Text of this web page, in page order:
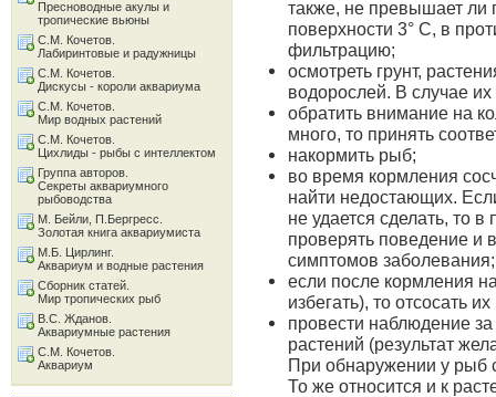
также, не превышает ли
поверхности 3° С, в
фильтрацию;
осмотреть грунт,
водорослей. В случае
обратить внимание на
много, то принять
накормить рыб;
во время кормления
найти недостающих.
не удается сделать, то
проверять поведение
симптомов заболевания;
если после кормления
избегать), то отсосать
провести наблюдение
растений (результат
При обнаружении у рыб
То же относится и к
Пресноводные акулы и
тропические вьюны
С.М. Кочетов.
Лабиринтовые и радужницы
С.М. Кочетов.
Дискусы - короли аквариума
С.М. Кочетов.
Мир водных растений
С.М. Кочетов.
Цихлиды - рыбы с интеллектом
Группа авторов.
Секреты аквариумного
рыбоводства
М. Бейли, П.Бергресс.
Золотая книга аквариумиста
М.Б. Цирлинг.
Аквариум и водные растения
Сборник статей.
Мир тропических рыб
В.С. Жданов.
Аквариумные растения
С.М. Кочетов.
Аквариум